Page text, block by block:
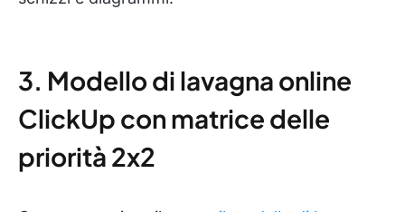
3. Modello di lavagna online
ClickUp con matrice delle
priorità 2x2